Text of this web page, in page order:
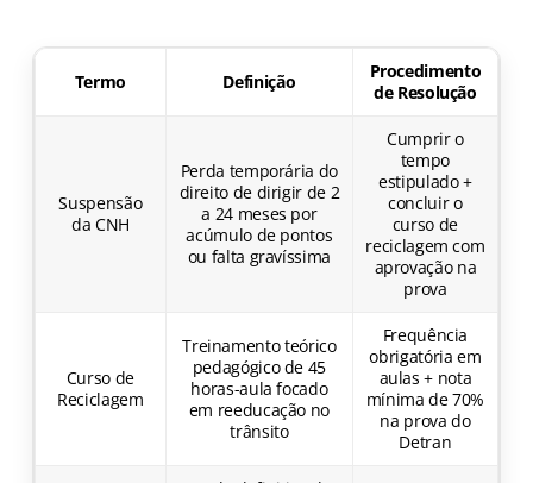
Termo Definição
Procedimento
de Resolução
Suspensão
da CNH
Perda temporária do
direito de dirigir de 2
a 24 meses por
acúmulo de pontos
ou falta gravíssima
Cumprir o
tempo
estipulado +
concluir o
curso de
reciclagem com
aprovação na
prova
Curso de
Reciclagem
Treinamento teórico
pedagógico de 45
horas-aula focado
em reeducação no
trânsito
Frequência
obrigatória em
aulas + nota
mínima de 70%
na prova do
Detran